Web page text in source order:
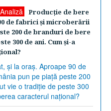
Analiză
Producţie de bere
de fabrici şi microberării
200 de branduri de bere
300 de ani. Cum şi-a